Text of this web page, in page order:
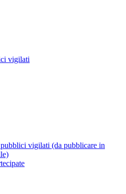
vigilati
vigilati (da pubblicare in